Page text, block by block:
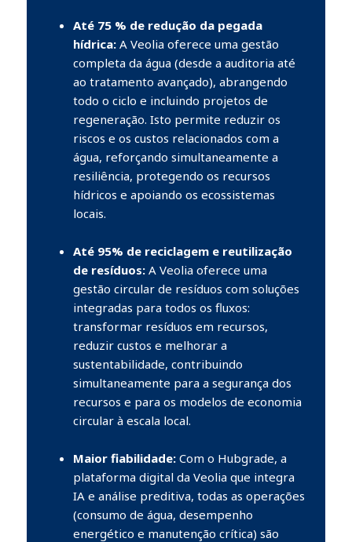
Até 75 % de redução da pegada
hídrica: A Veolia oferece uma gestão
completa da água (desde a auditoria até
ao tratamento avançado), abrangendo
todo o ciclo e incluindo projetos de
regeneração. Isto permite reduzir os
riscos e os custos relacionados com a
água, reforçando simultaneamente a
resiliência, protegendo os recursos
hídricos e apoiando os ecossistemas
locais.
Até 95% de reciclagem e reutilização
de resíduos: A Veolia oferece uma
gestão circular de resíduos com soluções
integradas para todos os fluxos:
transformar resíduos em recursos,
reduzir custos e melhorar a
sustentabilidade, contribuindo
simultaneamente para a segurança dos
recursos e para os modelos de economia
circular à escala local.
Maior fiabilidade: Com o Hubgrade, a
plataforma digital da Veolia que integra
IA e análise preditiva, todas as operações
(consumo de água, desempenho
energético e manutenção crítica) são